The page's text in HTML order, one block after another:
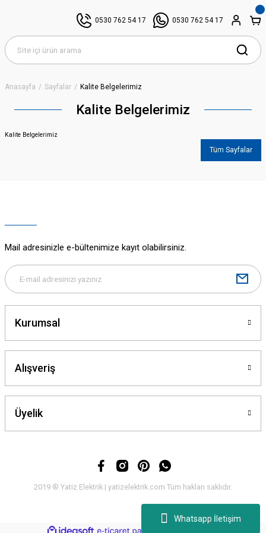
Whatsapp İletişim
0530 762 54 17 0530 762 54 17
Anasayfa Sayfalar Kalite Belgelerimiz
Kalite Belgelerimiz
Kalite Belgelerimiz
Tüm Sayfalar
Mail adresinizle e-bültenimize kayıt olabilirsiniz.
Kurumsal
Alışveriş
Üyelik
2019 ® Yatiz Elektrik | yatizelektrik.com Tüm hakları saklıdır.
ideasoft